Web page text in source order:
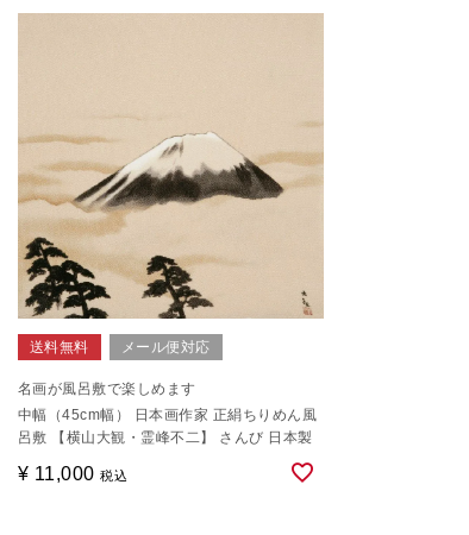
送料無料 メール便対応
名画が風呂敷で楽しめます
中幅（45cm幅） 日本画作家 正絹ちりめん風
呂敷 【横山大観・霊峰不二】 さんび 日本製
¥ 11,000 税込